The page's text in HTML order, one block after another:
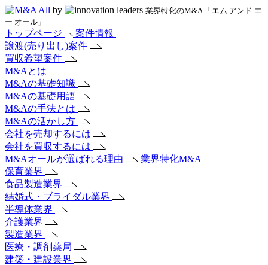
by
業界特化のM&A 「エム アンド エ
ー オール」
トップページ
案件情報
譲渡(売り出し)案件
買収希望案件
M&Aとは
M&Aの基礎知識
M&Aの基礎用語
M&Aの手法とは
M&Aの活かし方
会社を売却するには
会社を買収するには
M&Aオールが選ばれる理由
業界特化M&A
保育業界
食品製造業界
結婚式・ブライダル業界
半導体業界
介護業界
製造業界
医療・調剤薬局
建築・建設業界